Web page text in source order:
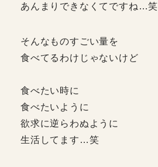
あんまりできなくてですね…笑
そんなものすごい量を
食べてるわけじゃないけど
食べたい時に
食べたいように
欲求に逆らわぬように
生活してます…笑